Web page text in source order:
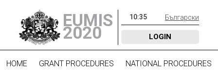
EUMIS
2020
10:35 Български
LOGIN
HOME GRANT PROCEDURES
NATIONAL PROCEDURES